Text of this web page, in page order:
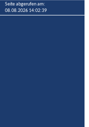
Seite abgerufen am:
08.08.2026 14:02:39